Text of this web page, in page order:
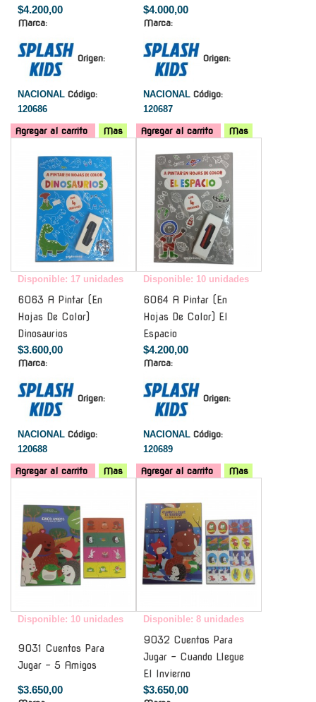
$4.200,00
Marca:
Origen:
NACIONAL Código:
120686
Agregar al carrito Mas
$4.000,00
Marca:
Origen:
NACIONAL Código:
120687
Agregar al carrito
Mas
Disponible: 17 unidades
6063 A Pintar (En
Hojas De Color)
Dinosaurios
$3.600,00
Marca:
Origen:
NACIONAL Código:
120688
Agregar al carrito Mas
Disponible: 10 unidades
6064 A Pintar (En
Hojas De Color) El
Espacio
$4.200,00
Marca:
Origen:
NACIONAL Código:
120689
Agregar al carrito
Mas
Disponible: 10 unidades
9031 Cuentos Para
Jugar - 5 Amigos
$3.650,00
Disponible: 8 unidades
9032 Cuentos Para
Jugar - Cuando Llegue
El Invierno
$3.650,00